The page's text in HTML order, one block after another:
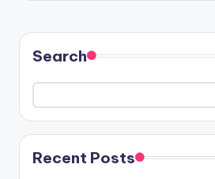
Search
Recent Posts